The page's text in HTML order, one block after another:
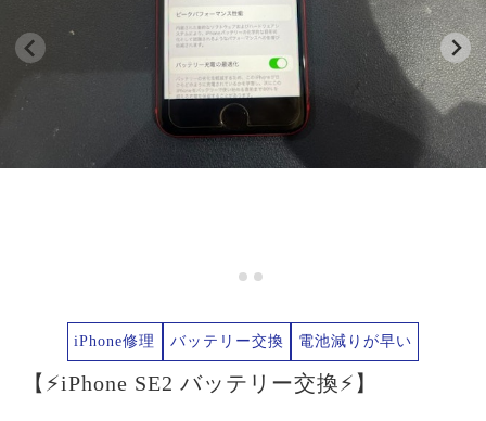
iPhone修理 バッテリー交換 電池減りが早い
【⚡iPhone SE2 バッテリー交換⚡】